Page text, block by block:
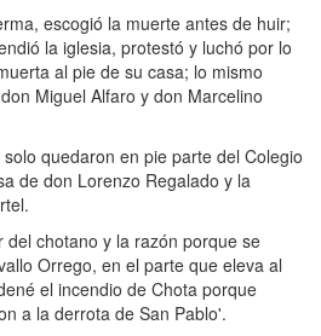
escogió la muerte antes de huir;
la iglesia, protestó y luchó por lo
al pie de su casa; lo mismo
Miguel Alfaro y don Marcelino
quedaron en pie parte del Colegio
de don Lorenzo Regalado y la
del chotano y la razón porque se
Orrego, en el parte que eleva al
el incendio de Chota porque
a la derrota de San Pablo'.